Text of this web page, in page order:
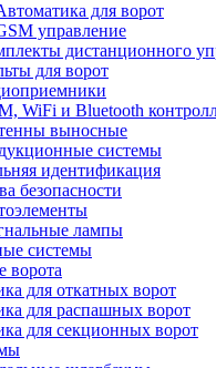
для ворот
управление
дистанционного
для ворот
WiFi и Bluetooth
выносные
системы
идентификация
безопасности
лампы
системы
ворота
для откатных ворот
для распашных ворот
для секционных ворот